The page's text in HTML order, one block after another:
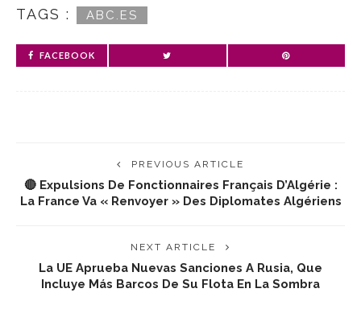
TAGS : ABC.ES
FACEBOOK
PREVIOUS ARTICLE
🔴 Expulsions De Fonctionnaires Français D’Algérie :
La France Va « Renvoyer » Des Diplomates Algériens
NEXT ARTICLE
La UE Aprueba Nuevas Sanciones A Rusia, Que
Incluye Más Barcos De Su Flota En La Sombra